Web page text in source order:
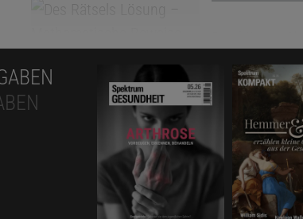
Spektrum
Bei dem Spiel »Fuchs und Gans« muss der
(Herz) zu fangen, und die Gans dem
die Ausgangsstellung. Dazu machen die